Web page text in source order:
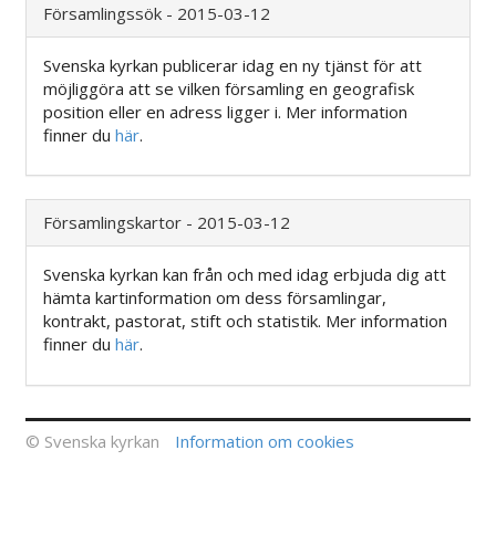
Församlingssök - 2015-03-12
Svenska kyrkan publicerar idag en ny tjänst för att
möjliggöra att se vilken församling en geografisk
position eller en adress ligger i. Mer information
finner du här.
Församlingskartor - 2015-03-12
Svenska kyrkan kan från och med idag erbjuda dig att
hämta kartinformation om dess församlingar,
kontrakt, pastorat, stift och statistik. Mer information
finner du här.
© Svenska kyrkan Information om cookies